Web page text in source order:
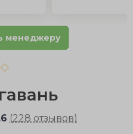
менеджеру
(228 отзывов)